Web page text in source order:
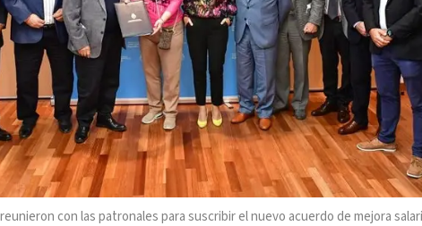
con las patronales para suscribir el nuevo acuerdo de mejora